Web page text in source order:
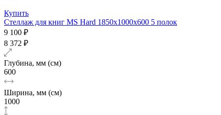
Купить
Стеллаж для книг MS Hard 1850х1000x600 5 полок
9 100 ₽
8 372 ₽
Глубина, мм (см)
600
Ширина, мм (см)
1000